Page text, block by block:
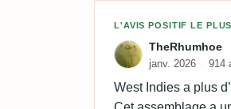
Avis de
L'AVIS POSITIF LE
TheRhumhoe
janv. 2026 914
West Indies a plus